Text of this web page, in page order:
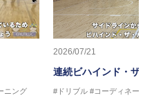
ニング
2026/07/21
連続ビハインド・ザ・
#ドリブル #コーディネーシ